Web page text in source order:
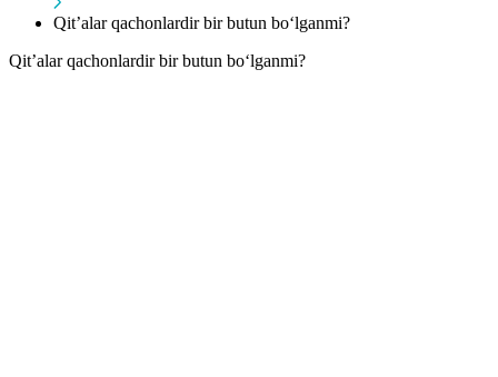
Qit’alar qachonlardir bir butun bo‘lganmi?
Qit’alar qachonlardir bir butun bo‘lganmi?